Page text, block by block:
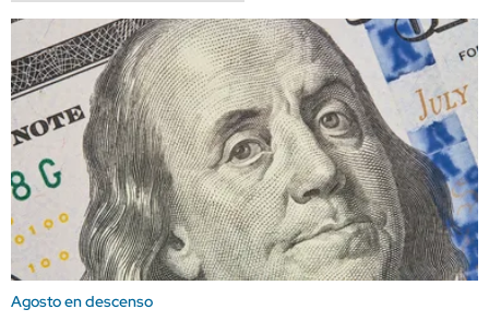
Agosto en descenso